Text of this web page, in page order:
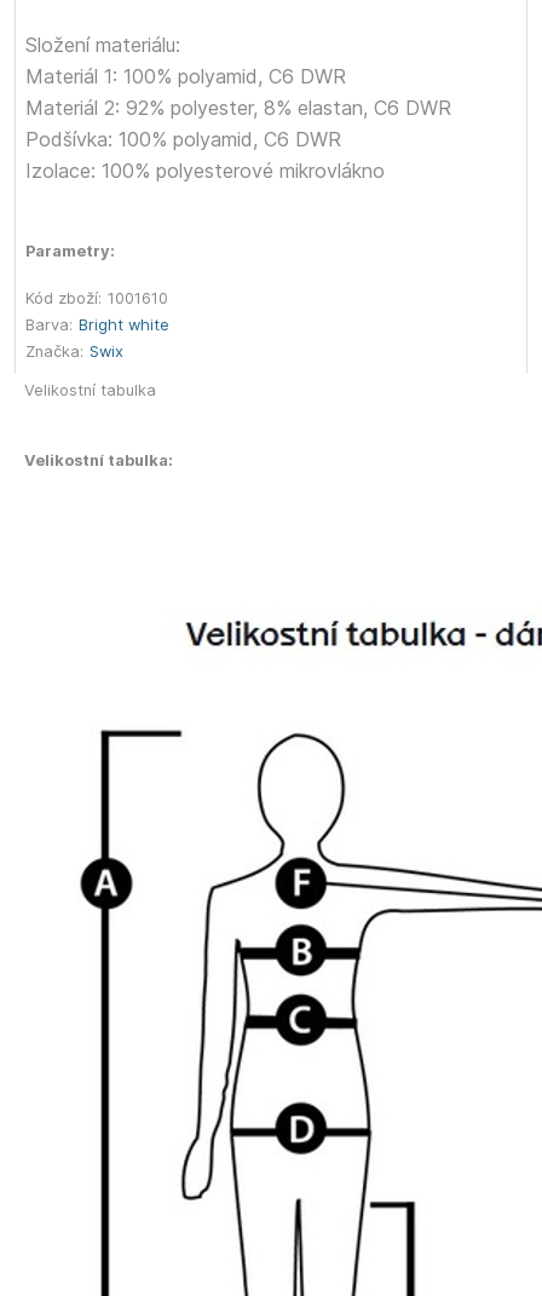
Složení materiálu:
Materiál 1: 100% polyamid, C6 DWR
Materiál 2: 92% polyester, 8% elastan, C6 DWR
Podšívka: 100% polyamid, C6 DWR
Izolace: 100% polyesterové mikrovlákno
Parametry:
Kód zboží: 1001610
Barva: Bright white
Značka: Swix
Velikostní tabulka
Velikostní tabulka: